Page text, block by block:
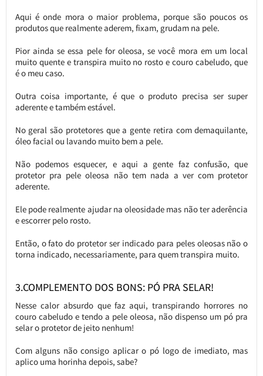
Aqui é onde mora o maior problema, porque são poucos os
produtos que realmente aderem, fixam, grudam na pele.
Pior ainda se essa pele for oleosa, se você mora em um local
muito quente e transpira muito no rosto e couro cabeludo, que
é o meu caso.
Outra coisa importante, é que o produto precisa ser super
aderente e também estável.
No geral são protetores que a gente retira com demaquilante,
óleo facial ou lavando muito bem a pele.
Não podemos esquecer, e aqui a gente faz confusão, que
protetor pra pele oleosa não tem nada a ver com protetor
aderente.
Ele pode realmente ajudar na oleosidade mas não ter aderência
e escorrer pelo rosto.
Então, o fato do protetor ser indicado para peles oleosas não o
torna indicado, necessariamente, para quem transpira muito.
3.COMPLEMENTO DOS BONS: PÓ PRA SELAR!
Nesse calor absurdo que faz aqui, transpirando horrores no
couro cabeludo e tendo a pele oleosa, não dispenso um pó pra
selar o protetor de jeito nenhum!
Com alguns não consigo aplicar o pó logo de imediato, mas
aplico uma horinha depois, sabe?